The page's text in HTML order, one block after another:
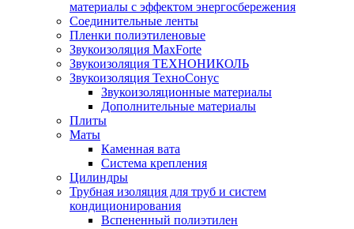
материалы с эффектом энергосбережения
Соединительные ленты
Пленки полиэтиленовые
Звукоизоляция MaxForte
Звукоизоляция ТЕХНОНИКОЛЬ
Звукоизоляция ТехноСонус
Звукоизоляционные материалы
Дополнительные материалы
Плиты
Маты
Каменная вата
Система крепления
Цилиндры
Трубная изоляция для труб и систем
кондиционирования
Вспененный полиэтилен